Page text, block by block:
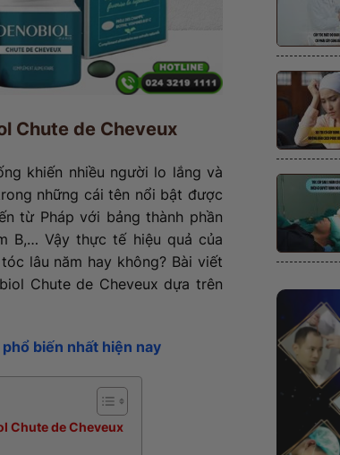
Chute de Cheveux
khiến nhiều người lo lắng và
những cái tên nổi bật được
từ Pháp với bảng thành phần
B,… Vậy thực tế hiệu quả của
lâu năm hay không? Bài viết
Chute de Cheveux dựa trên
biến nhất hiện nay
Chute de Cheveux